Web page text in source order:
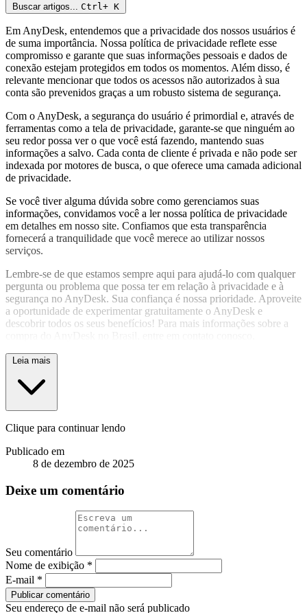
Buscar artigos... Ctrl+ K
Em AnyDesk, entendemos que a privacidade dos nossos usuários é
de suma importância. Nossa política de privacidade reflete esse
compromisso e garante que suas informações pessoais e dados de
conexão estejam protegidos em todos os momentos. Além disso, é
relevante mencionar que todos os acessos não autorizados à sua
conta são prevenidos graças a um robusto sistema de segurança.
Com o AnyDesk, a segurança do usuário é primordial e, através de
ferramentas como a tela de privacidade, garante-se que ninguém ao
seu redor possa ver o que você está fazendo, mantendo suas
informações a salvo. Cada conta de cliente é privada e não pode ser
indexada por motores de busca, o que oferece uma camada adicional
de privacidade.
Se você tiver alguma dúvida sobre como gerenciamos suas
informações, convidamos você a ler nossa política de privacidade
em detalhes em nosso site. Confiamos que esta transparência
fornecerá a tranquilidade que você merece ao utilizar nossos
serviços.
Lembre-se de que estamos sempre aqui para ajudá-lo com qualquer
pergunta ou problema que possa ter em relação à privacidade e à
segurança no AnyDesk. Sua confiança é nossa prioridade. Aproveite
a oportunidade de experimentar gratuitamente o AnyDesk e
descobrir todos os seus benefícios! Para mais informações sobre a
Leia mais
Clique para continuar lendo
Publicado em
8 de dezembro de 2025
Deixe um comentário
Seu comentário
Nome de exibição *
E-mail *
Publicar comentário
Seu endereço de e-mail não será publicado